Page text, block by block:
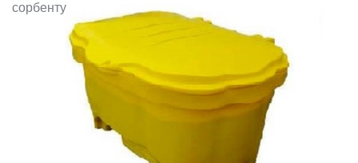
ЗАДАТЬ ВОПРОС
сорбенту